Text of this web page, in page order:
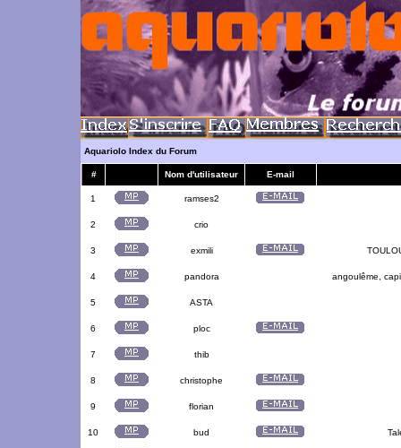
Aquariolo Index du Forum
# Nom d'utilisateur E-mail
1 ramses2
2 crio
3 exmili
4 pandora angoulême,
5 ASTA
6 ploc
7 thib
8 christophe
9 florian
10 bud